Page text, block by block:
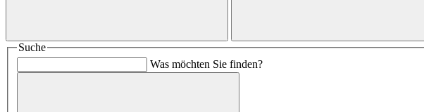
Suche
Was möchten Sie finden?